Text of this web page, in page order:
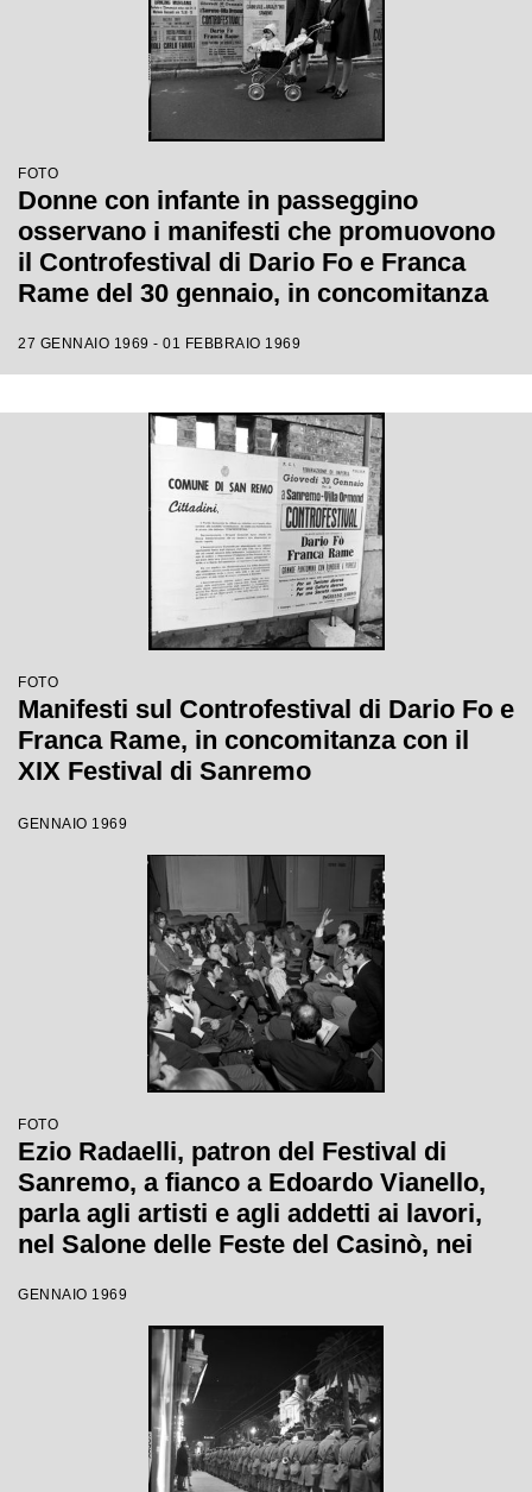
FOTO
Donne con infante in passeggino
osservano i manifesti che promuovono
il Controfestival di Dario Fo e Franca
Rame del 30 gennaio, in concomitanza
27 GENNAIO 1969 - 01 FEBBRAIO 1969
FOTO
Manifesti sul Controfestival di Dario Fo e
Franca Rame, in concomitanza con il
XIX Festival di Sanremo
GENNAIO 1969
FOTO
Ezio Radaelli, patron del Festival di
Sanremo, a fianco a Edoardo Vianello,
parla agli artisti e agli addetti ai lavori,
nel Salone delle Feste del Casinò, nei
GENNAIO 1969